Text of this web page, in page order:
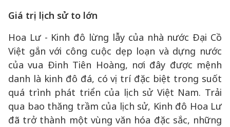
Giá trị lịch sử to lớn
Hoa Lư - Kinh đô lừng lẫy của nhà nước Đại Cồ
Việt gắn với công cuộc dẹp loạn và dựng nước
của vua Đinh Tiên Hoàng, nơi đây được mệnh
danh là kinh đô đá, có vị trí đặc biệt trong suốt
quá trình phát triển của lịch sử Việt Nam. Trải
qua bao thăng trầm của lịch sử, Kinh đô Hoa Lư
đã trở thành một vùng văn hóa đặc sắc, những